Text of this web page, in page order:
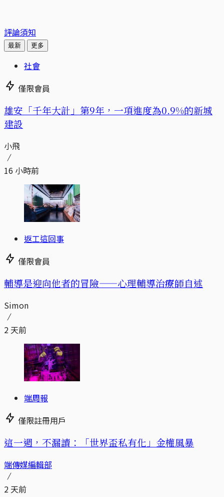
評論須知
最新 更多
社會
僅限會員
​​雄安「千年大計」第9年，一項進度為0.9%的新城
建設
小飛
16 小時前
返工這回事
僅限會員
輔導是迎向他者的冒險——心理輔導治療師自述
Simon
2 天前
端周報
僅限註冊用戶
這一週，不漏讀：「世界盃私有化」金權風暴
端傳媒編輯部
2 天前